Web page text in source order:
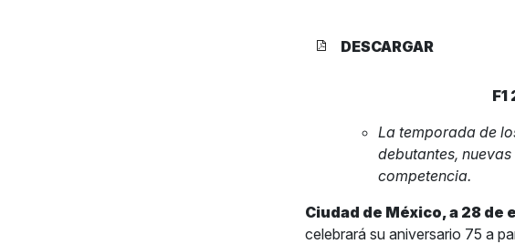
DESCARGAR
La temporada de
debutantes,
competencia.
Ciudad de México, a 28 de
celebrará su aniversario 75 a